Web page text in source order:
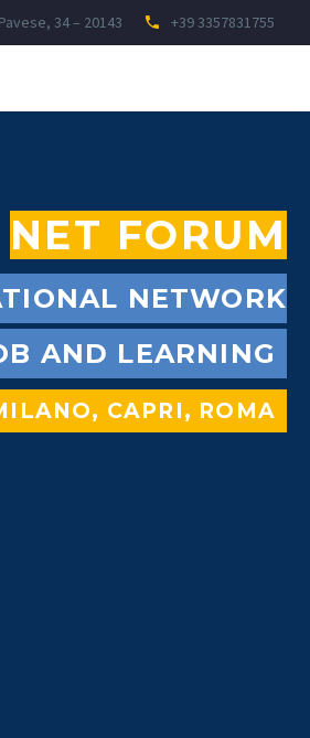
34 – 20143 
 +39 3357831755
NET FORUM
NETWORK
AND LEARNING
CAPRI, ROMA